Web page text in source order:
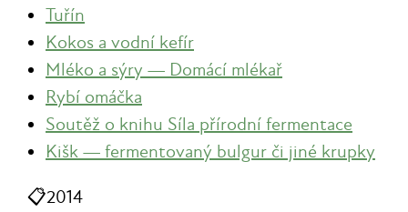
Tuřín
Kokos a vodní kefír
Mléko a sýry — Domácí mlékař
Rybí omáčka
Soutěž o knihu Síla přírodní fermentace
Kišk — fermentovaný bulgur či jiné krupky
📋2014